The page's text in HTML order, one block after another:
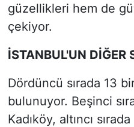
güzellikleri hem de
çekiyor.
İSTANBUL'UN DİĞER
Dördüncü sırada 13
bulunuyor. Beşinci
Kadıköy, altıncı